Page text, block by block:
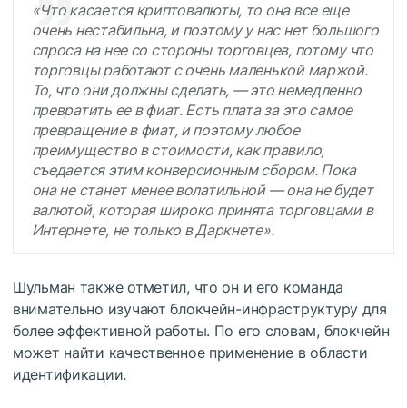
«Что касается криптовалюты, то она все еще
очень нестабильна, и поэтому у нас нет большого
спроса на нее со стороны торговцев, потому что
торговцы работают с очень маленькой маржой.
То, что они должны сделать, — это немедленно
превратить ее в фиат. Есть плата за это самое
превращение в фиат, и поэтому любое
преимущество в стоимости, как правило,
съедается этим конверсионным сбором. Пока
она не станет менее волатильной — она не будет
валютой, которая широко принята торговцами в
Интернете, не только в Даркнете».
Шульман также отметил, что он и его команда
внимательно изучают блокчейн-инфраструктуру для
более эффективной работы. По его словам, блокчейн
может найти качественное применение в области
идентификации.